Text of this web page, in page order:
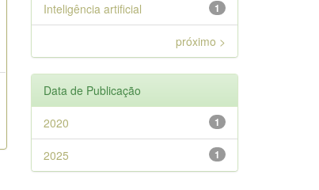
1
Inteligência artificial
próximo >
Data de Publicação
1
2020
1
2025